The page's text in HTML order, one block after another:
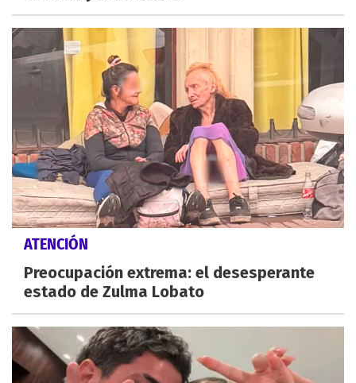
ATENCIÓN
Preocupación extrema: el desesperante
estado de Zulma Lobato